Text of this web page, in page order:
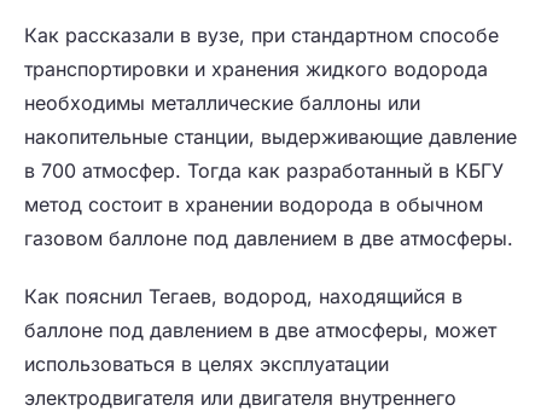
Как рассказали в вузе, при стандартном способе
транспортировки и хранения жидкого водорода
необходимы металлические баллоны или
накопительные станции, выдерживающие давление
в 700 атмосфер. Тогда как разработанный в КБГУ
метод состоит в хранении водорода в обычном
газовом баллоне под давлением в две атмосферы.
Как пояснил Тегаев, водород, находящийся в
баллоне под давлением в две атмосферы, может
использоваться в целях эксплуатации
электродвигателя или двигателя внутреннего